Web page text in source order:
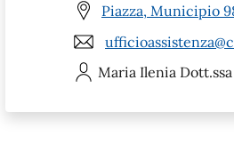
Piazza, Municipio
Maria Ilenia